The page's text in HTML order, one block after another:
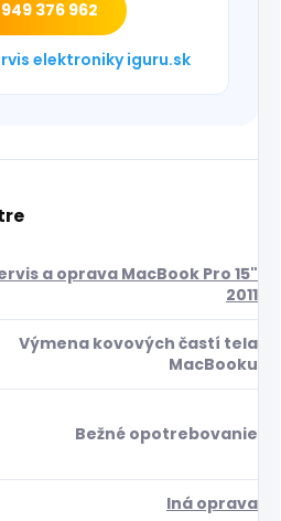
376 962
elektroniky iguru.sk
a oprava MacBook Pro 15"
2011
Výmena kovových častí tela
MacBooku
Bežné opotrebovanie
Iná oprava